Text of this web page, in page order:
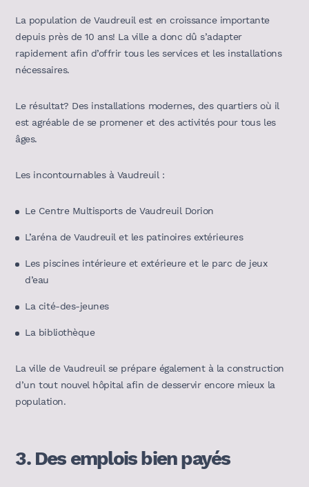
La population de Vaudreuil est en croissance importante
depuis près de 10 ans! La ville a donc dû s’adapter
rapidement afin d’offrir tous les services et les installations
nécessaires.
Le résultat? Des installations modernes, des quartiers où il
est agréable de se promener et des activités pour tous les
âges.
Les incontournables à Vaudreuil :
Le Centre Multisports de Vaudreuil Dorion
L’aréna de Vaudreuil et les patinoires extérieures
Les piscines intérieure et extérieure et le parc de jeux
d’eau
La cité-des-jeunes
La bibliothèque
La ville de Vaudreuil se prépare également à la construction
d’un tout nouvel hôpital afin de desservir encore mieux la
population.
3. Des emplois bien payés